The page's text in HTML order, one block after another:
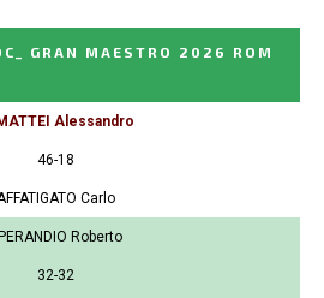
GRAN MAESTRO 2026 ROM
Alessandro
46-18
Carlo
Roberto
32-32